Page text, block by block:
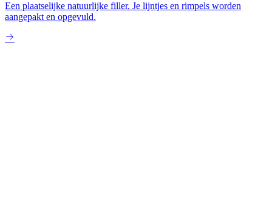
Een plaatselijke natuurlijke filler. Je lijntjes en rimpels worden
aangepakt en opgevuld.